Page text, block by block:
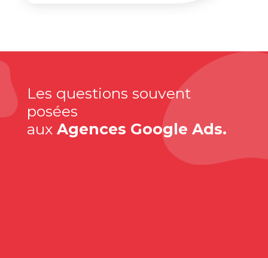
Les questions souvent
posées
aux Agences Google Ads.